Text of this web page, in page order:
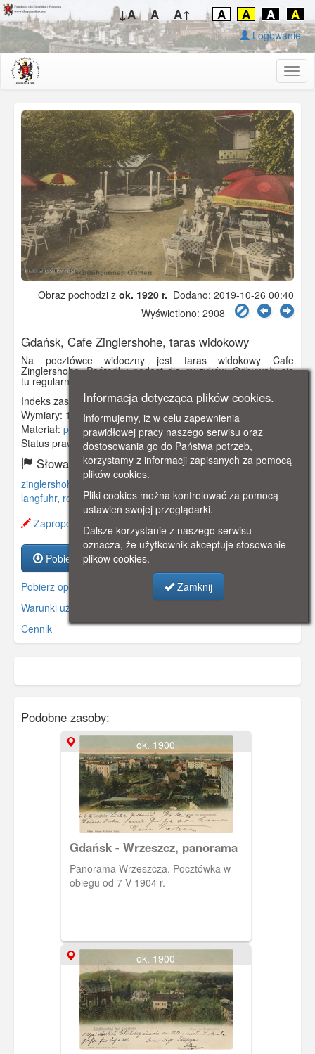
↓A A A↑ A A A A
Logowanie
Obraz pochodzi z ok. 1920 r. Dodano: 2019-10-26 00:40
Wyświetlono: 2908
Gdańsk, Cafe Zinglershohe, taras widokowy
Na pocztówce widoczny jest taras widokowy Cafe
Zinglershohe. Pośrodku podest dla muzyków. Odbywały się
tu regularne koncerty muzyczne.
Indeks zasobu:GSP00603
Wymiary: 138 x 86 mm
Materiał: pocztówka
Status prawny:Użycie Niekomercyjne
Słowa kluczowe:
zinglershohe ,kawiarnia
langfuhr, restauracja,
Zaproponuj zmianę opisu.
Pobierz zasób
Pobierz opis
Warunki używania zasobów.
Cennik
Podobne zasoby:
ok. 1900
Gdańsk - Wrzeszcz, panorama
Panorama Wrzeszcza. Pocztówka w
obiegu od 7 V 1904 r.
ok. 1900
Informacja dotycząca plików cookies.
Informujemy, iż w celu zapewnienia
prawidłowej pracy naszego serwisu oraz
dostosowania go do Państwa potrzeb,
korzystamy z informacji zapisanych za pomocą
plików cookies.
Pliki cookies można kontrolować za pomocą
ustawień swojej przeglądarki.
Dalsze korzystanie z naszego serwisu
oznacza, że użytkownik akceptuje stosowanie
plików cookies.
Zamknij